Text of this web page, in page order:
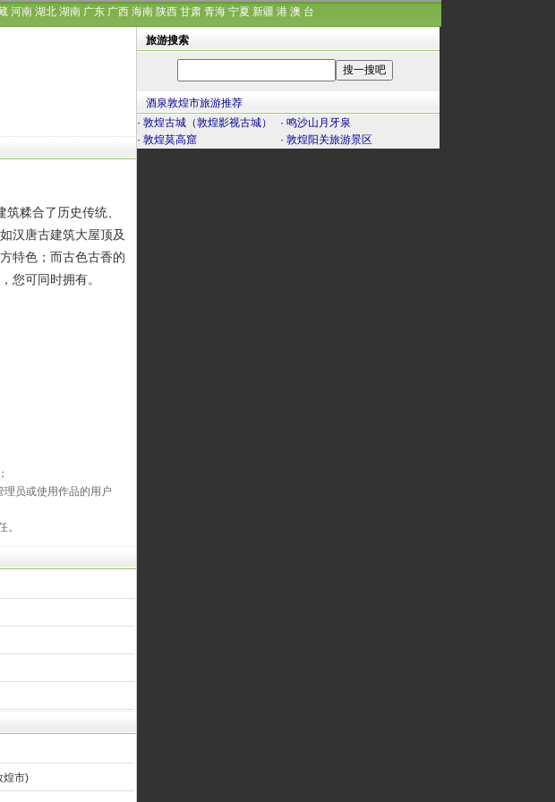
河南 湖北 湖南 广东 广西 海南 陕西 甘肃 青海 宁夏 新疆 港 澳 台
糅合了历史传统、
汉唐古建筑大屋顶及
特色；而古色古香的
您可同时拥有。
员或使用作品的用户
。
煌市)
旅游搜索
酒泉敦煌市旅游推荐
· 敦煌古城（敦煌影视古城） · 鸣沙山月牙泉
· 敦煌莫高窟 · 敦煌阳关旅游景区